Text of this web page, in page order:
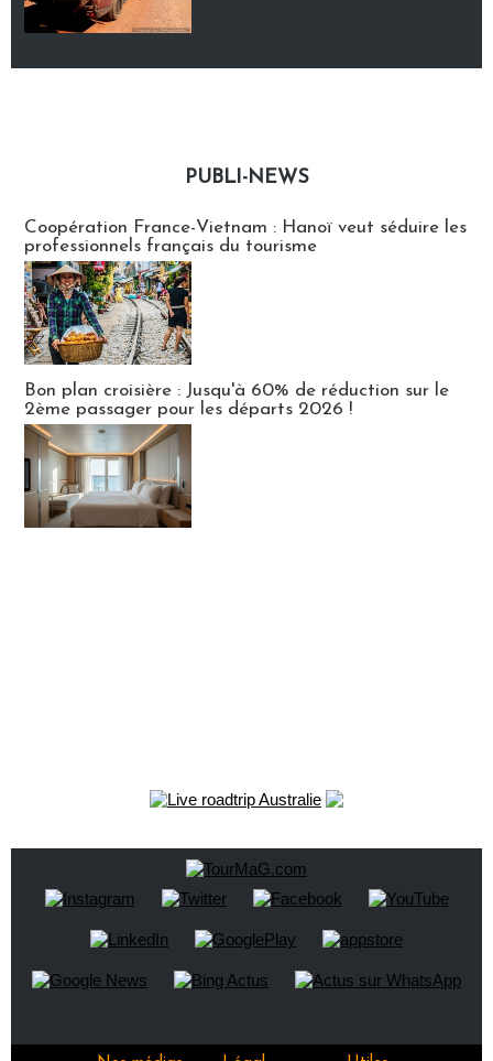
PUBLI-NEWS
Coopération France-Vietnam : Hanoï veut séduire les
professionnels français du tourisme
Bon plan croisière : Jusqu'à 60% de réduction sur le
2ème passager pour les départs 2026 !